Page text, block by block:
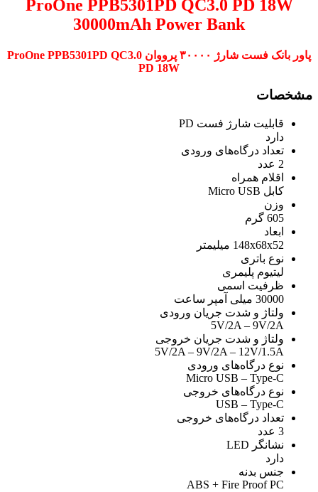
ProOne PPB5301PD QC3.0 PD 18W
30000mAh Power Bank
پاور بانک فست شارژ ۳۰۰۰۰ پرووان ProOne PPB5301PD QC3.0
PD 18W
مشخصات
قابلیت شارژ فست PD
دارد
تعداد درگاه‌های ورودی
2 عدد
اقلام همراه
کابل Micro USB
وزن
605 گرم
ابعاد
148x68x52 میلیمتر
نوع باتری
لیتیوم پلیمری
ظرفیت اسمی
30000 میلی آمپر ساعت
ولتاژ و شدت جریان ورودی
5V/2A – 9V/2A
ولتاژ و شدت جریان خروجی
5V/2A – 9V/2A – 12V/1.5A
نوع درگاه‌های ورودی
Micro USB – Type-C
نوع درگاه‌های خروجی
USB – Type-C
تعداد درگاه‌های خروجی
3 عدد
نشانگر LED
دارد
جنس بدنه
ABS + Fire Proof PC